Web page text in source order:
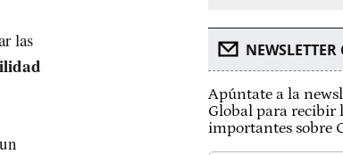
las
Apúntate a la
Global para recibir
importantes sobre